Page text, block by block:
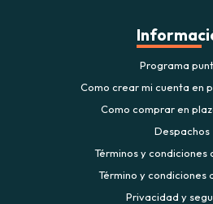
Programa
Como crear mi cuenta en
Como comprar en
Despachos
Términos y condiciones
Término y condiciones
Privacidad y